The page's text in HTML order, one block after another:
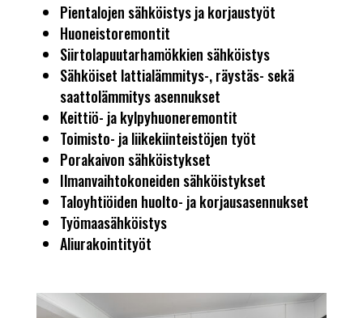
Pientalojen sähköistys ja korjaustyöt
Huoneistoremontit
Siirtolapuutarhamökkien sähköistys
Sähköiset lattialämmitys-, räystäs- sekä
saattolämmitys asennukset
Keittiö- ja kylpyhuoneremontit
Toimisto- ja liikekiinteistöjen työt
Porakaivon sähköistykset
Ilmanvaihtokoneiden sähköistykset
Taloyhtiöiden huolto- ja korjausasennukset
Työmaasähköistys
Aliurakointityöt